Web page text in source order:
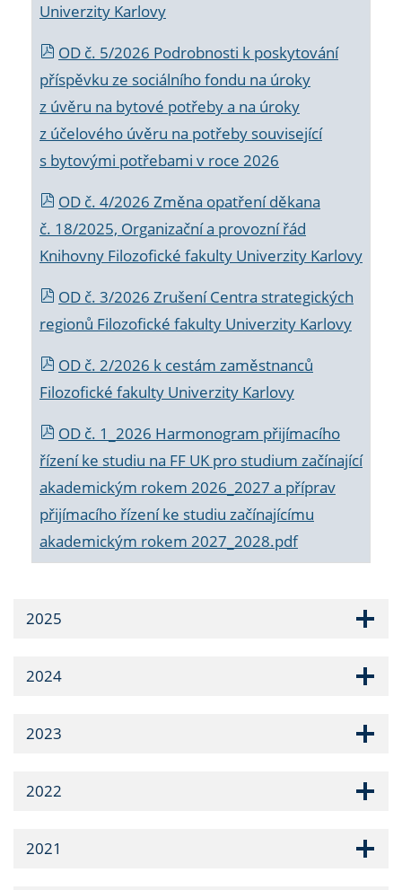
Univerzity Karlovy
OD č. 5/2026 Podrobnosti k poskytování
příspěvku ze sociálního fondu na úroky
z úvěru na bytové potřeby a na úroky
z účelového úvěru na potřeby související
s bytovými potřebami v roce 2026
OD č. 4/2026 Změna opatření děkana
č. 18/2025, Organizační a provozní řád
Knihovny Filozofické fakulty Univerzity Karlovy
OD č. 3/2026 Zrušení Centra strategických
regionů Filozofické fakulty Univerzity Karlovy
OD č. 2/2026 k cestám zaměstnanců
Filozofické fakulty Univerzity Karlovy
OD č. 1_2026 Harmonogram přijímacího
řízení ke studiu na FF UK pro studium začínající
akademickým rokem 2026_2027 a příprav
přijímacího řízení ke studiu začínajícímu
akademickým rokem 2027_2028.pdf
2025
2024
2023
2022
2021